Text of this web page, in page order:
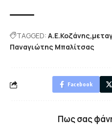
TAGGED: Α.Ε.Κοζάνης
Παναγιώτης Μπαλίτσας
Facebook
Πως σας